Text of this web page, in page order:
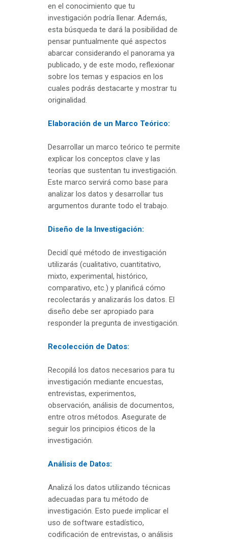
en el conocimiento que tu
investigación podría llenar. Además,
esta búsqueda te dará la posibilidad de
pensar puntualmente qué aspectos
abarcar considerando el panorama ya
publicado, y de este modo, reflexionar
sobre los temas y espacios en los
cuales podrás destacarte y mostrar tu
originalidad.
Elaboración de un Marco Teórico:
Desarrollar un marco teórico te permite
explicar los conceptos clave y las
teorías que sustentan tu investigación.
Este marco servirá como base para
analizar los datos y desarrollar tus
argumentos durante todo el trabajo.
Diseño de la Investigación:
Decidí qué método de investigación
utilizarás (cualitativo, cuantitativo,
mixto, experimental, histórico,
comparativo, etc.) y planificá cómo
recolectarás y analizarás los datos. El
diseño debe ser apropiado para
responder la pregunta de investigación.
Recolección de Datos:
Recopilá los datos necesarios para tu
investigación mediante encuestas,
entrevistas, experimentos,
observación, análisis de documentos,
entre otros métodos. Asegurate de
seguir los principios éticos de la
investigación.
Análisis de Datos:
Analizá los datos utilizando técnicas
adecuadas para tu método de
investigación. Esto puede implicar el
uso de software estadístico,
codificación de entrevistas, o análisis